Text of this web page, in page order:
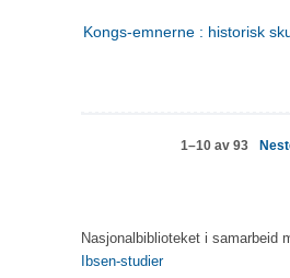
Kongs-emnerne : historisk
1–10 av 93
Nasjonalbiblioteket i samarbeid
Ibsen-studier